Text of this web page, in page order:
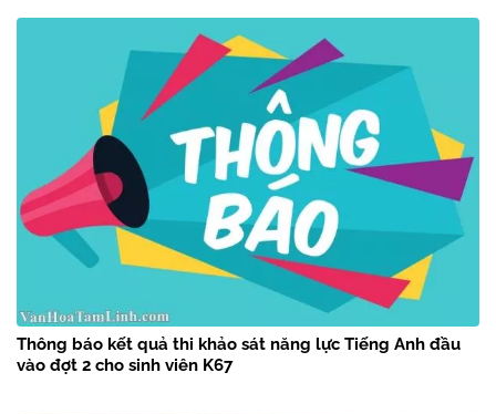
Thông báo kết quả thi khảo sát năng lực Tiếng Anh đầu
vào đợt 2 cho sinh viên K67